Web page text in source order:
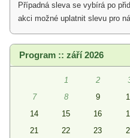
Případná sleva se vybírá po
akci možné uplatnit slevu pro
Program :: září 2026
1 2
7
8 9
14
15 16
21
22 23